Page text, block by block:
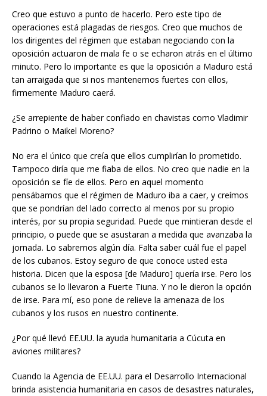
Creo que estuvo a punto de hacerlo. Pero este tipo de
operaciones está plagadas de riesgos. Creo que muchos de
los dirigentes del régimen que estaban negociando con la
oposición actuaron de mala fe o se echaron atrás en el último
minuto. Pero lo importante es que la oposición a Maduro está
tan arraigada que si nos mantenemos fuertes con ellos,
firmemente Maduro caerá.
¿Se arrepiente de haber confiado en chavistas como Vladimir
Padrino o Maikel Moreno?
No era el único que creía que ellos cumplirían lo prometido.
Tampoco diría que me fiaba de ellos. No creo que nadie en la
oposición se fíe de ellos. Pero en aquel momento
pensábamos que el régimen de Maduro iba a caer, y creímos
que se pondrían del lado correcto al menos por su propio
interés, por su propia seguridad. Puede que mintieran desde el
principio, o puede que se asustaran a medida que avanzaba la
jornada. Lo sabremos algún día. Falta saber cuál fue el papel
de los cubanos. Estoy seguro de que conoce usted esta
historia. Dicen que la esposa [de Maduro] quería irse. Pero los
cubanos se lo llevaron a Fuerte Tiuna. Y no le dieron la opción
de irse. Para mí, eso pone de relieve la amenaza de los
cubanos y los rusos en nuestro continente.
¿Por qué llevó EE.UU. la ayuda humanitaria a Cúcuta en
aviones militares?
Cuando la Agencia de EE.UU. para el Desarrollo Internacional
brinda asistencia humanitaria en casos de desastres naturales,